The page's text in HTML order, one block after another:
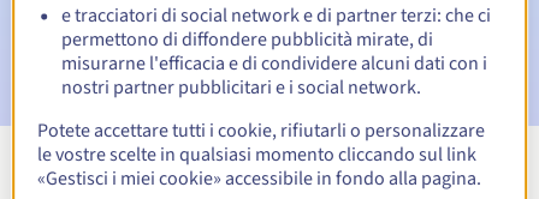
Email dopo il Redemption Grace Periodper notificare la
cancellazione del nome di dominio
Visualizza tutte le estensioni
e tracciatori di social network e di partner terzi: che ci
permettono di diffondere pubblicità mirate, di
misurarne l'efficacia e di condividere alcuni dati con i
nostri partner pubblicitari e i social network.
Potete accettare tutti i cookie, rifiutarli o personalizzare
le vostre scelte in qualsiasi momento cliccando sul link
«Gestisci i miei cookie» accessibile in fondo alla pagina.